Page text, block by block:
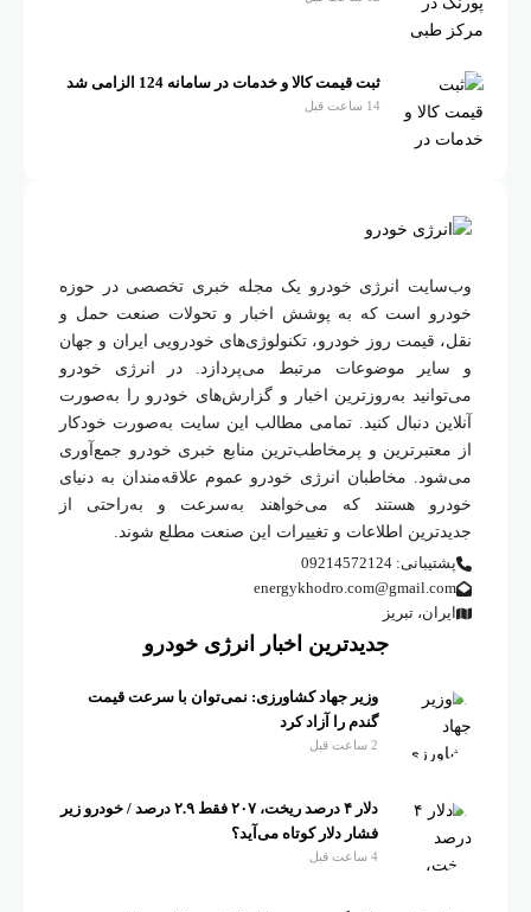
ثبت قیمت کالا و خدمات در سامانه 124 الزامی شد
14 ساعت قبل
وب‌سایت انرژی خودرو یک مجله خبری تخصصی در حوزه
خودرو است که به پوشش اخبار و تحولات صنعت حمل و
نقل، قیمت روز خودرو، تکنولوژی‌های خودرویی ایران و جهان
و سایر موضوعات مرتبط می‌پردازد. در انرژی خودرو
می‌توانید به‌روزترین اخبار و گزارش‌های خودرو را به‌صورت
آنلاین دنبال کنید. تمامی مطالب این سایت به‌صورت خودکار
از معتبرترین و پرمخاطب‌ترین منابع خبری خودرو جمع‌آوری
می‌شود. مخاطبان انرژی خودرو عموم علاقه‌مندان به دنیای
خودرو هستند که می‌خواهند به‌سرعت و به‌راحتی از
جدیدترین اطلاعات و تغییرات این صنعت مطلع شوند.
پشتیبانی: 09214572124
energykhodro.com@gmail.com
ایران، تبریز
جدیدترین اخبار انرژی خودرو
وزیر جهاد کشاورزی: نمی‌توان با سرعت قیمت
گندم را آزاد کرد
2 ساعت قبل
دلار ۴ درصد ریخت، ۲۰۷ فقط ۲.۹ درصد / خودرو زیر
فشار دلار کوتاه می‌آید؟
4 ساعت قبل